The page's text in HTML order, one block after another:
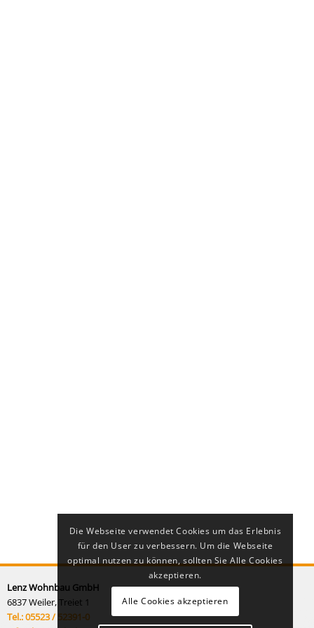
Lenz Wohnbau GmbH
6837 Weiler, Treiet 1
Tel.: 05523 / 52391-0
Die Webseite verwendet Cookies um das Erlebnis
für den User zu verbessern. Um die Webseite
optimal nutzen zu können, sollten Sie Alle Cookies
akzeptieren.
Alle Cookies akzeptieren